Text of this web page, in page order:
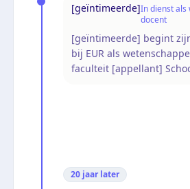
[geïntimeerde]In dienst als
docent
[geïntimeerde] begint
bij EUR als
faculteit [appellant]
20 jaar later